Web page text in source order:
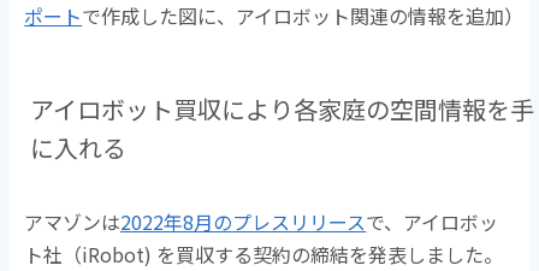
ポートで作成した図に、アイロボット関連の情報を追加）
アイロボット買収により各家庭の空間情報を手
に入れる
アマゾンは2022年8月のプレスリリースで、アイロボッ
ト社（iRobot) を買収する契約の締結を発表しました。